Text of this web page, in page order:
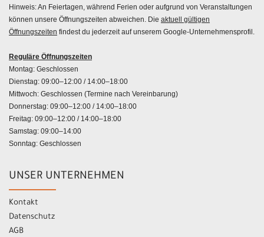
Hinweis: An Feiertagen, während Ferien oder aufgrund von Veranstaltungen
können unsere Öffnungszeiten abweichen. Die aktuell gültigen
Öffnungszeiten findest du jederzeit auf unserem Google-Unternehmensprofil.
Reguläre Öffnungszeiten
Montag: Geschlossen
Dienstag: 09:00–12:00 / 14:00–18:00
Mittwoch: Geschlossen (Termine nach Vereinbarung)
Donnerstag: 09:00–12:00 / 14:00–18:00
Freitag: 09:00–12:00 / 14:00–18:00
Samstag: 09:00–14:00
Sonntag: Geschlossen
UNSER UNTERNEHMEN
Kontakt
Datenschutz
AGB